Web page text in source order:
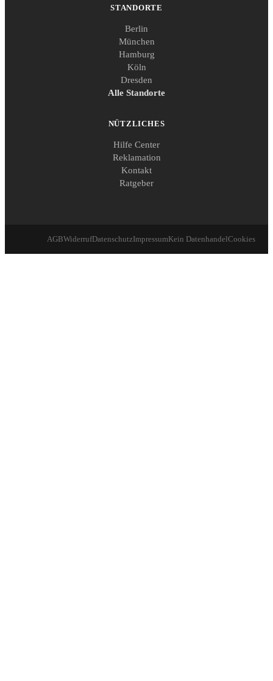
STANDORTE
Berlin
München
Hamburg
Köln
Dresden
Alle Standorte
NÜTZLICHES
Hilfe Center
Reklamation
Kontakt
Ratgeber
AGBWiderrufDatenschutzImpressumKein DatenhandelCookies